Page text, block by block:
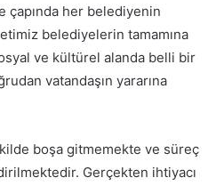
çapında her belediyenin
belediyelerin tamamına
ve kültürel alanda belli bir
vatandaşın yararına
boşa gitmemekte ve süreç
Gerçekten ihtiyacı